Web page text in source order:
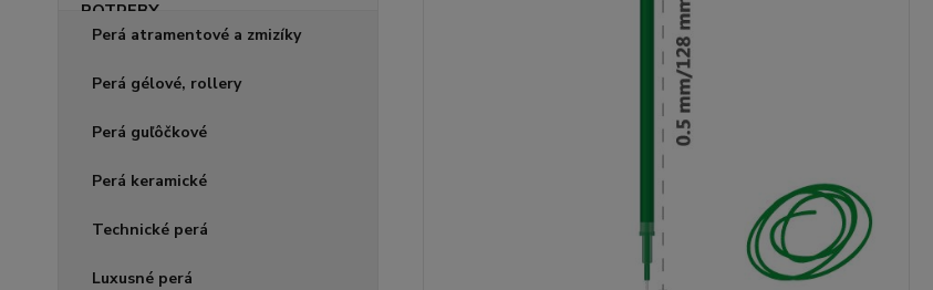
Perá atramentové a zmizíky
Perá gélové, rollery
Perá guľôčkové
Perá keramické
Technické perá
Luxusné perá